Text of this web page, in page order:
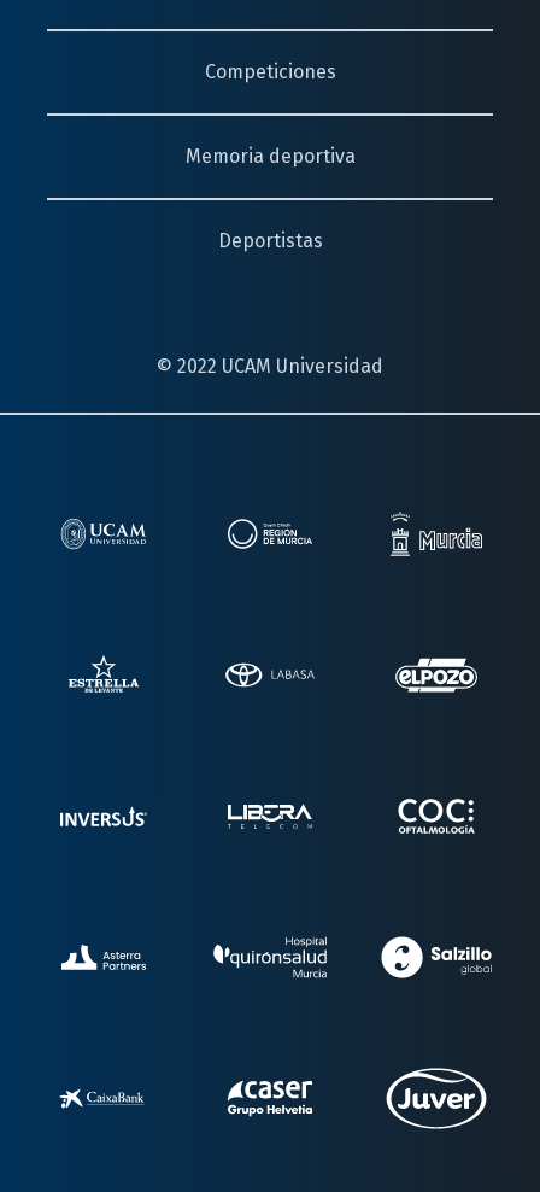
Competiciones
Memoria deportiva
Deportistas
© 2022 UCAM Universidad